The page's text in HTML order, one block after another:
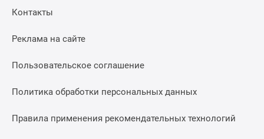
Контакты
Реклама на сайте
Пользовательское соглашение
Политика обработки персональных данных
Правила применения рекомендательных технологий